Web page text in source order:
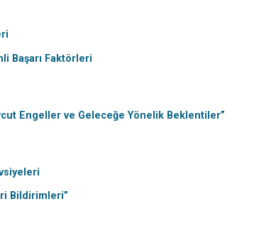
Başarı Faktörleri
Engeller ve Geleceğe Yönelik Beklentiler”
Bildirimleri”